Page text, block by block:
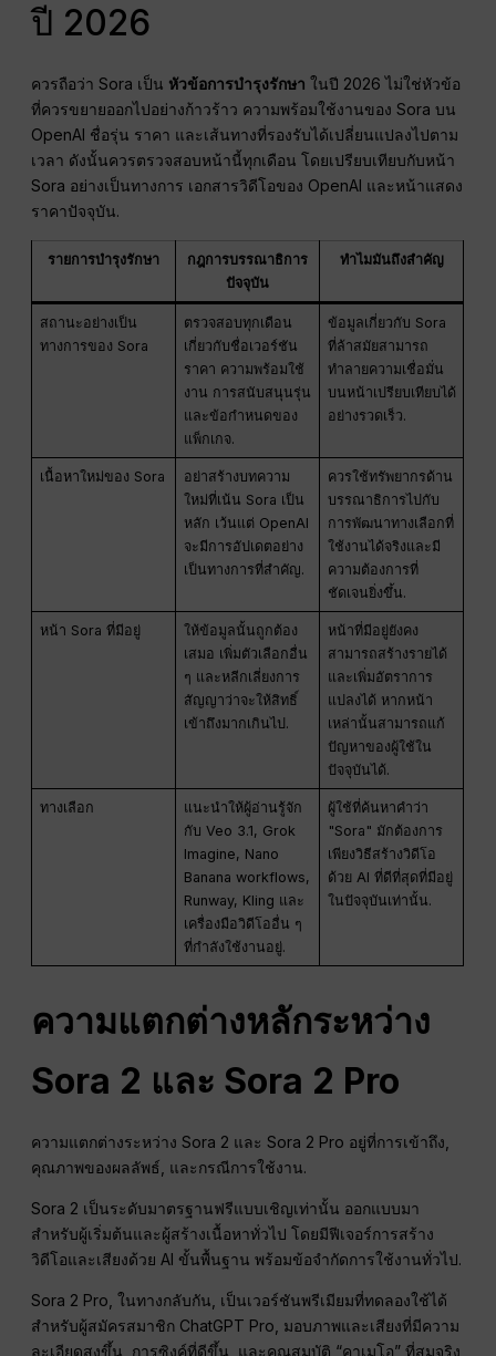
ปี 2026
ควรถือว่า Sora เป็น หัวข้อการบำรุงรักษา ในปี 2026 ไม่ใช่หัวข้อ
ที่ควรขยายออกไปอย่างก้าวร้าว ความพร้อมใช้งานของ Sora บน
OpenAI ชื่อรุ่น ราคา และเส้นทางที่รองรับได้เปลี่ยนแปลงไปตาม
เวลา ดังนั้นควรตรวจสอบหน้านี้ทุกเดือน โดยเปรียบเทียบกับหน้า
Sora อย่างเป็นทางการ เอกสารวิดีโอของ OpenAI และหน้าแสดง
ราคาปัจจุบัน.
รายการบำรุงรักษา
กฎการบรรณาธิการ
ปัจจุบัน
ทำไมมันถึงสำคัญ
สถานะอย่างเป็น
ทางการของ Sora
ตรวจสอบทุกเดือน
เกี่ยวกับชื่อเวอร์ชัน
ราคา ความพร้อมใช้
งาน การสนับสนุนรุ่น
และข้อกำหนดของ
แพ็กเกจ.
ข้อมูลเกี่ยวกับ Sora
ที่ล้าสมัยสามารถ
ทำลายความเชื่อมั่น
บนหน้าเปรียบเทียบได้
อย่างรวดเร็ว.
เนื้อหาใหม่ของ Sora
อย่าสร้างบทความ
ใหม่ที่เน้น Sora เป็น
หลัก เว้นแต่ OpenAI
จะมีการอัปเดตอย่าง
เป็นทางการที่สำคัญ.
ควรใช้ทรัพยากรด้าน
บรรณาธิการไปกับ
การพัฒนาทางเลือกที่
ใช้งานได้จริงและมี
ความต้องการที่
ชัดเจนยิ่งขึ้น.
หน้า Sora ที่มีอยู่
ให้ข้อมูลนั้นถูกต้อง
เสมอ เพิ่มตัวเลือกอื่น
ๆ และหลีกเลี่ยงการ
สัญญาว่าจะให้สิทธิ์
เข้าถึงมากเกินไป.
หน้าที่มีอยู่ยังคง
สามารถสร้างรายได้
และเพิ่มอัตราการ
แปลงได้ หากหน้า
เหล่านั้นสามารถแก้
ปัญหาของผู้ใช้ใน
ปัจจุบันได้.
ทางเลือก
แนะนำให้ผู้อ่านรู้จัก
กับ Veo 3.1, Grok
Imagine, Nano
Banana workflows,
Runway, Kling และ
เครื่องมือวิดีโออื่น ๆ
ที่กำลังใช้งานอยู่.
ผู้ใช้ที่ค้นหาคำว่า
"Sora" มักต้องการ
เพียงวิธีสร้างวิดีโอ
ด้วย AI ที่ดีที่สุดที่มีอยู่
ในปัจจุบันเท่านั้น.
ความแตกต่างหลักระหว่าง
Sora 2 และ Sora 2 Pro
ความแตกต่างระหว่าง Sora 2 และ Sora 2 Pro อยู่ที่การเข้าถึง,
คุณภาพของผลลัพธ์, และกรณีการใช้งาน.
Sora 2 เป็นระดับมาตรฐานฟรีแบบเชิญเท่านั้น ออกแบบมา
สำหรับผู้เริ่มต้นและผู้สร้างเนื้อหาทั่วไป โดยมีฟีเจอร์การสร้าง
วิดีโอและเสียงด้วย AI ขั้นพื้นฐาน พร้อมข้อจำกัดการใช้งานทั่วไป.
Sora 2 Pro, ในทางกลับกัน, เป็นเวอร์ชันพรีเมียมที่ทดลองใช้ได้
สำหรับผู้สมัครสมาชิก ChatGPT Pro, มอบภาพและเสียงที่มีความ
ละเอียดสูงขึ้น, การซิงค์ที่ดีขึ้น, และคุณสมบัติ “คาเมโอ” ที่สมจริง